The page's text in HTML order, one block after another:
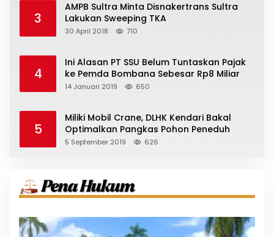
3
AMPB Sultra Minta Disnakertrans Sultra
Lakukan Sweeping TKA
30 April 2018 710
4
Ini Alasan PT SSU Belum Tuntaskan Pajak
ke Pemda Bombana Sebesar Rp8 Miliar
14 Januari 2019 650
5
Miliki Mobil Crane, DLHK Kendari Bakal
Optimalkan Pangkas Pohon Peneduh
5 September 2019 626